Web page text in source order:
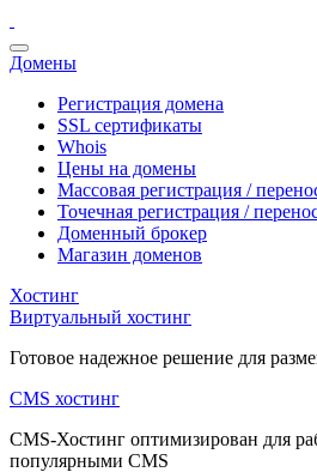
Домены
Регистрация домена
SSL сертификаты
Whois
Цены на домены
Массовая регистрация /
Точечная регистрация /
Доменный брокер
Магазин доменов
Хостинг
Виртуальный хостинг
Готовое надежное решение для
CMS хостинг
CMS-Хостинг оптимизирован для
популярными CMS